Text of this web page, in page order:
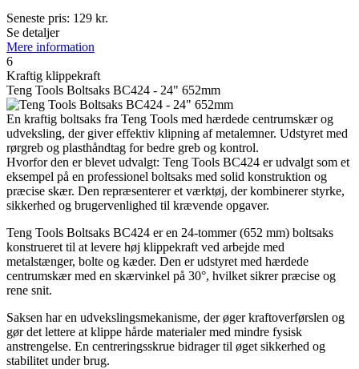
Seneste pris: 129 kr.
Se detaljer
Mere information
6
Kraftig klippekraft
Teng Tools Boltsaks BC424 - 24" 652mm
En kraftig boltsaks fra Teng Tools med hærdede centrumskær og
udveksling, der giver effektiv klipning af metalemner. Udstyret med
rørgreb og plasthåndtag for bedre greb og kontrol.
Hvorfor den er blevet udvalgt: Teng Tools BC424 er udvalgt som et
eksempel på en professionel boltsaks med solid konstruktion og
præcise skær. Den repræsenterer et værktøj, der kombinerer styrke,
sikkerhed og brugervenlighed til krævende opgaver.
Teng Tools Boltsaks BC424 er en 24-tommer (652 mm) boltsaks
konstrueret til at levere høj klippekraft ved arbejde med
metalstænger, bolte og kæder. Den er udstyret med hærdede
centrumskær med en skærvinkel på 30°, hvilket sikrer præcise og
rene snit.
Saksen har en udvekslingsmekanisme, der øger kraftoverførslen og
gør det lettere at klippe hårde materialer med mindre fysisk
anstrengelse. En centreringsskrue bidrager til øget sikkerhed og
stabilitet under brug.